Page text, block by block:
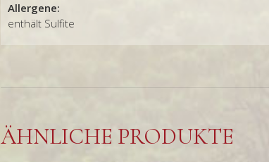
Allergene:
enthält Sulfite
ÄHNLICHE PRODUKTE